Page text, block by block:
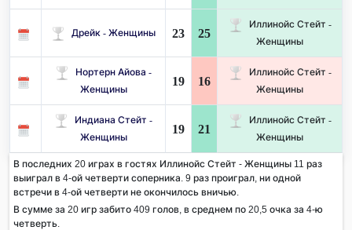
Дрейк - Женщины 23 25
Иллинойс Стейт -
Женщины
Нортерн Айова -
Женщины
19 16
Иллинойс Стейт -
Женщины
Индиана Стейт -
Женщины
19 21
Иллинойс Стейт -
Женщины
В последних 20 играх в гостях Иллинойс Стейт - Женщины 11 раз
выиграл в 4-ой четверти соперника. 9 раз проиграл, ни одной
встречи в 4-ой четверти не окончилось вничью.
В сумме за 20 игр забито 409 голов, в среднем по 20,5 очка за 4-ю
четверть.